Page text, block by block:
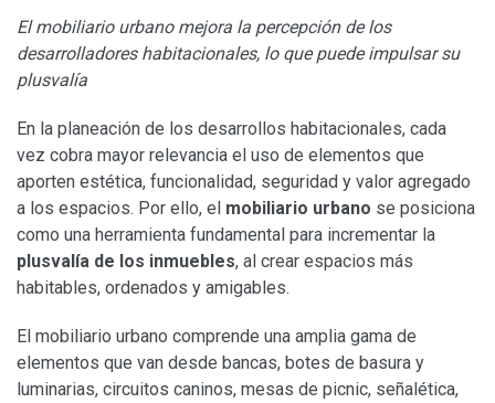
El mobiliario urbano mejora la percepción de los
desarrolladores habitacionales, lo que puede impulsar su
plusvalía
En la planeación de los desarrollos habitacionales, cada
vez cobra mayor relevancia el uso de elementos que
aporten estética, funcionalidad, seguridad y valor agregado
a los espacios. Por ello, el mobiliario urbano se posiciona
como una herramienta fundamental para incrementar la
plusvalía de los inmuebles, al crear espacios más
habitables, ordenados y amigables.
El mobiliario urbano comprende una amplia gama de
elementos que van desde bancas, botes de basura y
luminarias, circuitos caninos, mesas de picnic, señalética,